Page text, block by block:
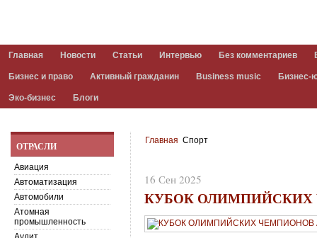
Главная Новости Статьи Интервью Без комментариев
Бизнес и право Активный гражданин Business music Бизнес-
Эко-бизнес Блоги
Главная Спорт
16 Сен 2025
КУБОК ОЛИМПИЙСКИХ
ОТРАСЛИ
Авиация
Автоматизация
Автомобили
Атомная
промышленность